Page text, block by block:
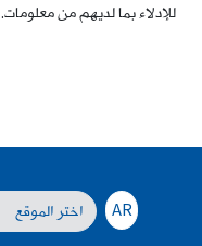
للإدلاء بما لديهم من معلومات.
AR